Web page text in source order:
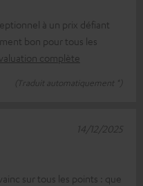
à un prix défiant
bon pour tous les
complète
(Traduit automatiquement *)
sur tous les points : que
14/12/2025